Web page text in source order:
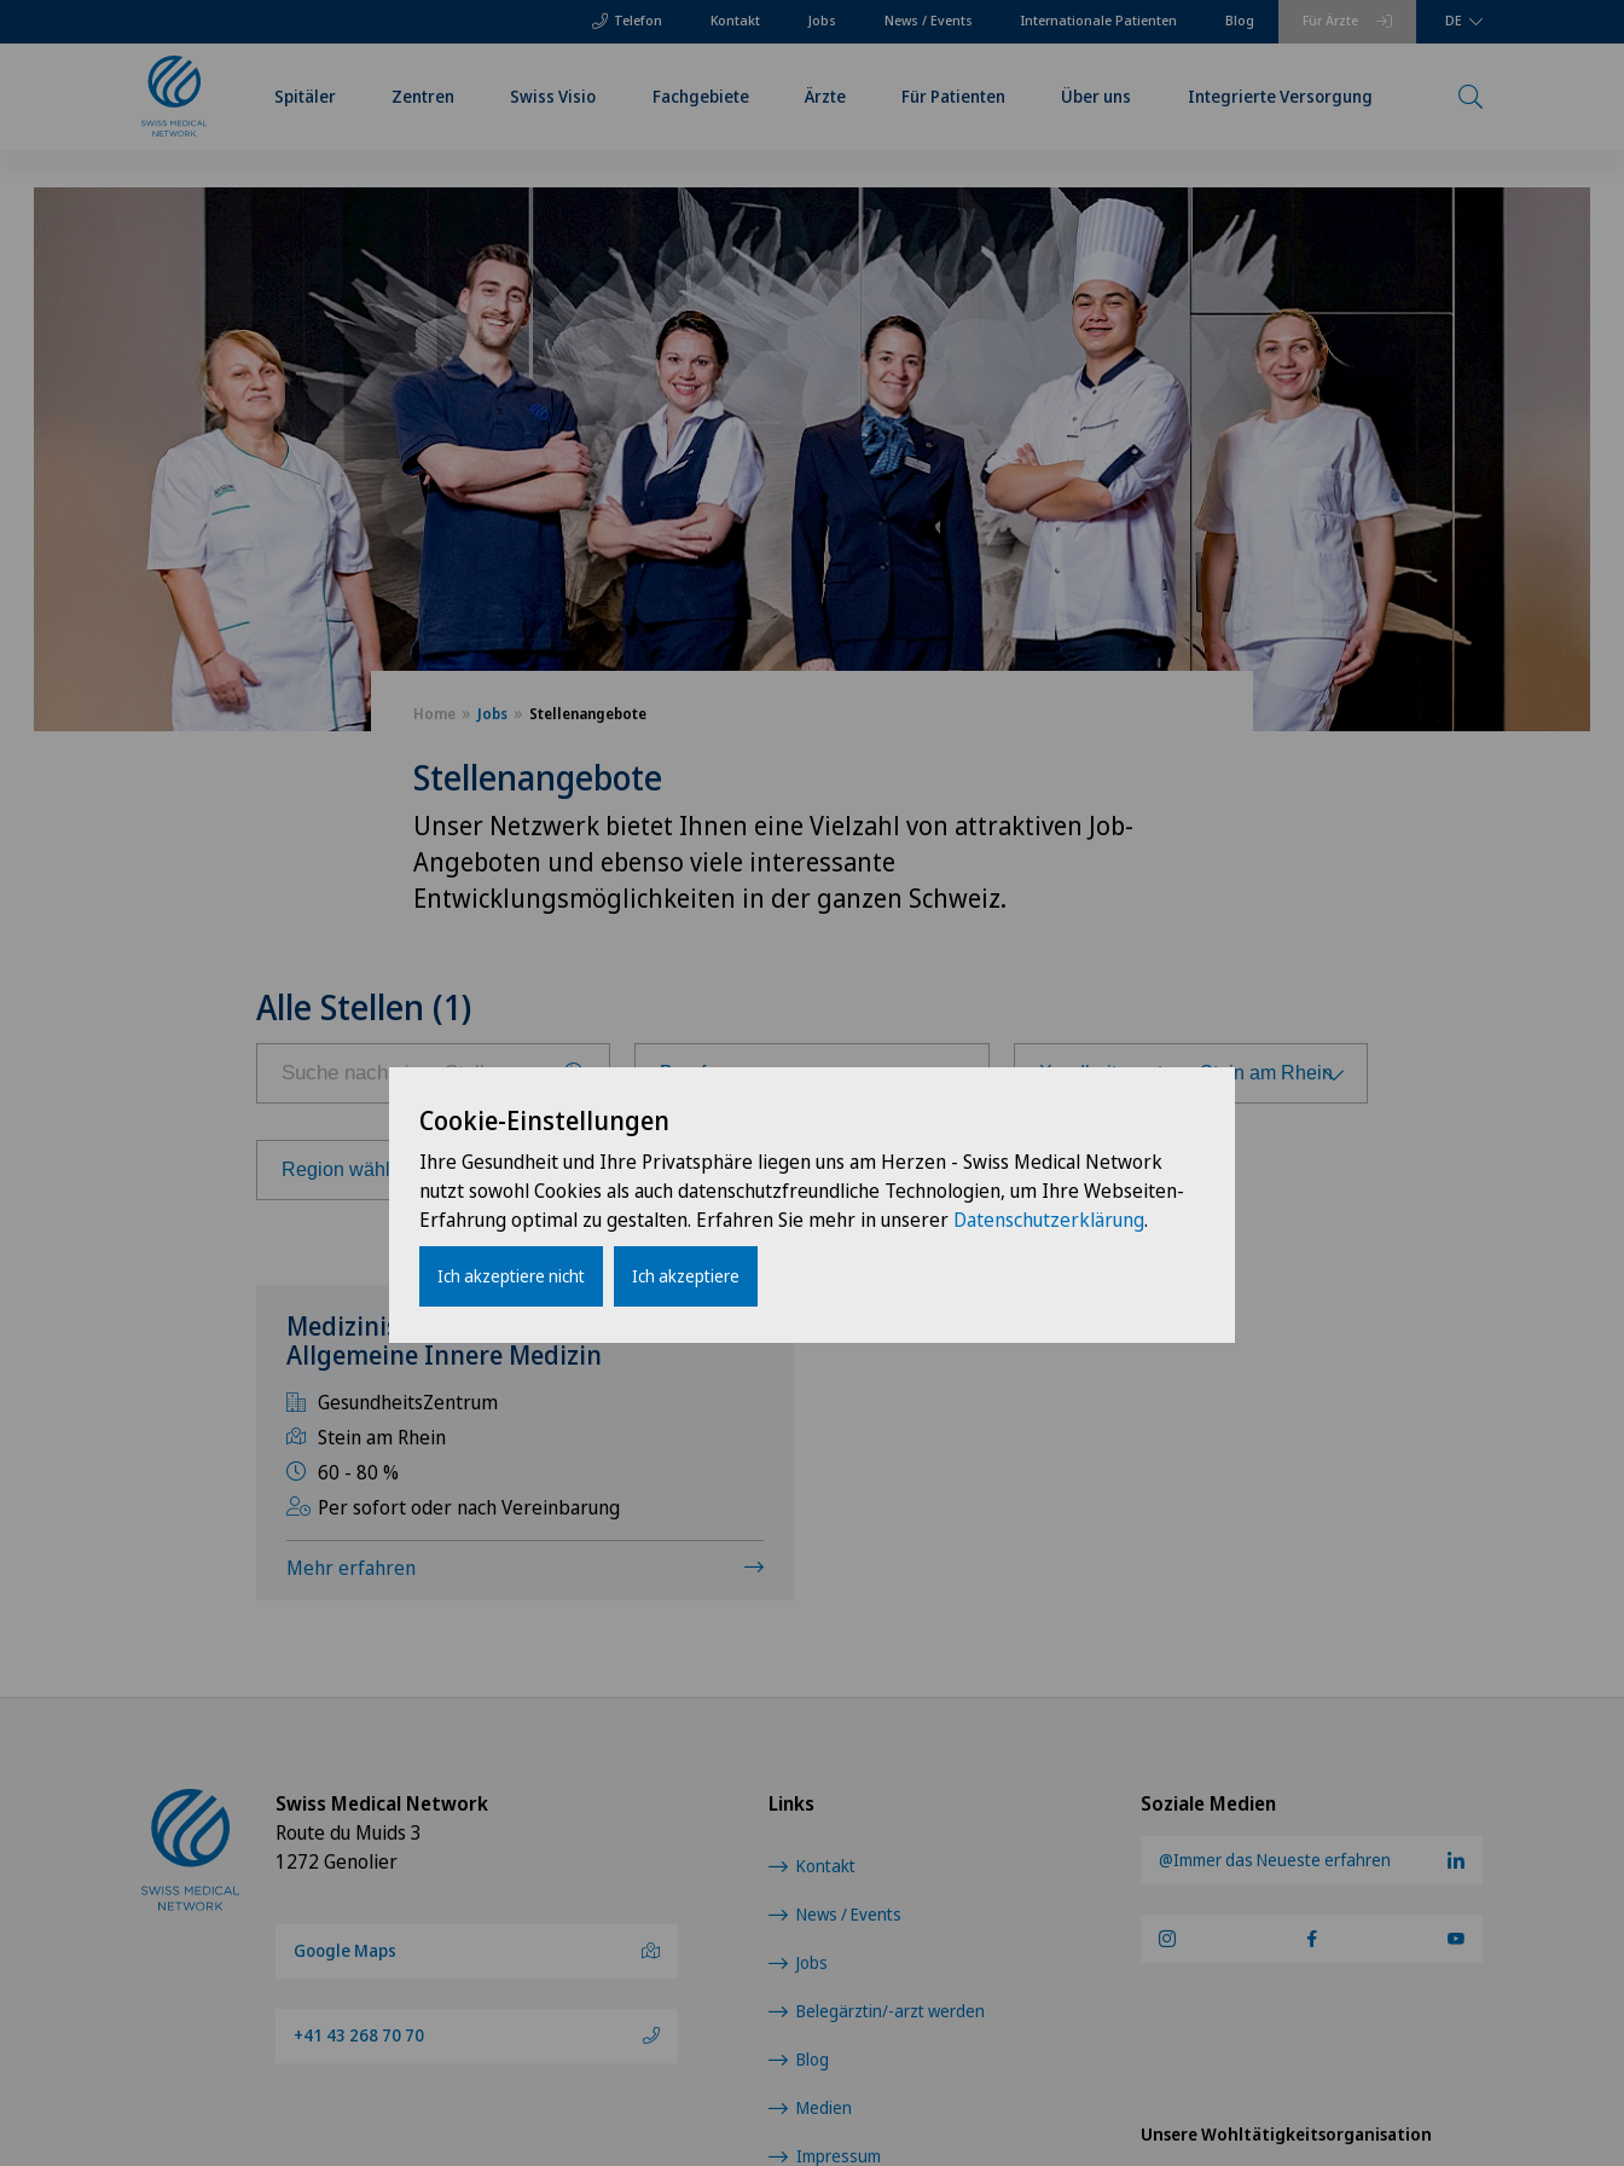
Telefon Für Ärzte
Kontakt Jobs News / Events Internationale Patienten Blog DE
Spitäler Zentren Swiss Visio Fachgebiete Ärzte Für Patienten Über uns Integrierte Versorgung
Home Jobs Stellenangebote
Stellenangebote
Unser Netzwerk bietet Ihnen eine Vielzahl von attraktiven Job-
Angeboten und ebenso viele interessante
Entwicklungsmöglichkeiten in der ganzen Schweiz.
Alle Stellen (1)
Berufsgruppe
Berufsgruppe
Ärzte
Belegärzte
Xundheitszentrum Stein am Rhein
Swiss Medical Network
Clinica Sant Anna
Clinique de Montchoisi
Clinique Générale Ste-Anne
Region wählen
Tessin
Deutschschweiz
Medizinische Praxisassistenz für
Allgemeine Innere Medizin
GesundheitsZentrum
Stein am Rhein
60 - 80 %
Per sofort oder nach Vereinbarung
Mehr erfahren
Soziale Medien
@Immer das Neueste erfahren
Links
Kontakt
News / Events
Jobs
Belegärztin/-arzt werden
Blog
Medien
Impressum
Swiss Medical Network
Route du Muids 3
1272 Genolier
Google Maps
+41 43 268 70 70
Unsere Wohltätigkeitsorganisation
Cookie-Einstellungen
Ihre Gesundheit und Ihre Privatsphäre liegen uns am Herzen - Swiss Medical Network
nutzt sowohl Cookies als auch datenschutzfreundliche Technologien, um Ihre Webseiten-
Erfahrung optimal zu gestalten. Erfahren Sie mehr in unserer Datenschutzerklärung.
Ich akzeptiere nicht Ich akzeptiere